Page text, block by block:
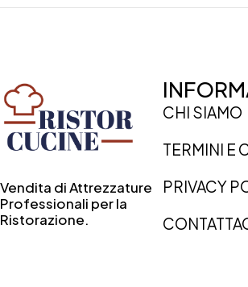
Vendita di Attrezzature
Professionali per la
Ristorazione.
CHI SIAMO
TERMINI E
PRIVACY